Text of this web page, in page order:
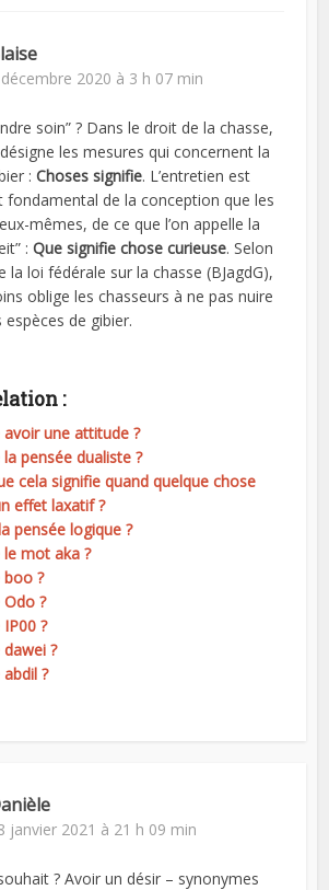
2020 à 3 h 07 min
soin” ? Dans le droit de la chasse,
les mesures qui concernent la
:Choses signifie. L’entretien est
fondamental de la conception que les
mêmes, de ce que l’on appelle la
:Que signifie chose curieuse. Selon
la loi fédérale sur la chasse (BJagdG),
oblige les chasseurs à ne pas nuire
de gibier.
:
avoir une attitude ?
pensée dualiste ?
cela signifie quand quelque chose
effet laxatif ?
pensée logique ?
mot aka ?
boo ?
?
?
?
?
janvier 2021 à 21 h 09 min
? Avoir un désir – synonymes